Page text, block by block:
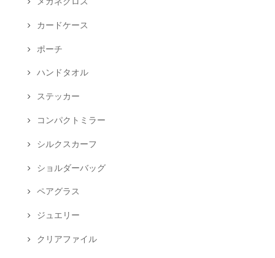
カードケース
ポーチ
ハンドタオル
ステッカー
コンパクトミラー
シルクスカーフ
ショルダーバッグ
ペアグラス
ジュエリー
クリアファイル